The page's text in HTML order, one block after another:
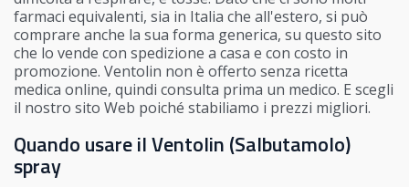
farmaci equivalenti, sia in Italia che all'estero, si può
comprare anche la sua forma generica, su questo sito
che lo vende con spedizione a casa e con costo in
promozione. Ventolin non è offerto senza ricetta
medica online, quindi consulta prima un medico. E scegli
il nostro sito Web poiché stabiliamo i prezzi migliori.
Quando usare il Ventolin (Salbutamolo)
spray